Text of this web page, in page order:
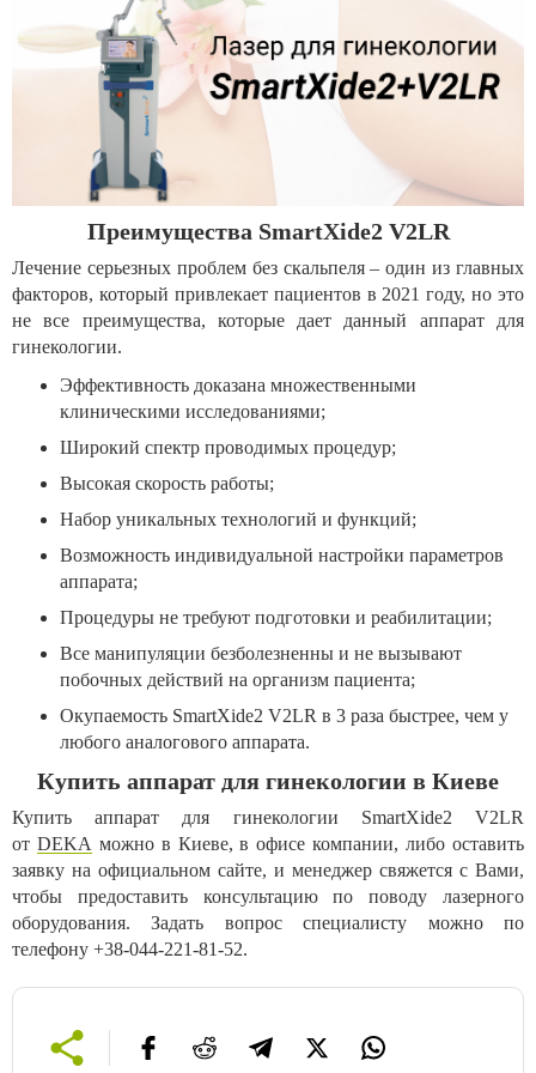
Преимущества SmartXide2 V2LR
Лечение серьезных проблем без скальпеля – один из главных
факторов, который привлекает пациентов в 2021 году, но это
не все преимущества, которые дает данный аппарат для
гинекологии.
Эффективность доказана множественными
клиническими исследованиями;
Широкий спектр проводимых процедур;
Высокая скорость работы;
Набор уникальных технологий и функций;
Возможность индивидуальной настройки параметров
аппарата;
Процедуры не требуют подготовки и реабилитации;
Все манипуляции безболезненны и не вызывают
побочных действий на организм пациента;
Окупаемость SmartXide2 V2LR в 3 раза быстрее, чем у
любого аналогового аппарата.
Купить аппарат для гинекологии в Киеве
Купить аппарат для гинекологии SmartXide2 V2LR
от DEKA можно в Киеве, в офисе компании, либо оставить
заявку на официальном сайте, и менеджер свяжется с Вами,
чтобы предоставить консультацию по поводу лазерного
оборудования. Задать вопрос специалисту можно по
телефону +38-044-221-81-52.